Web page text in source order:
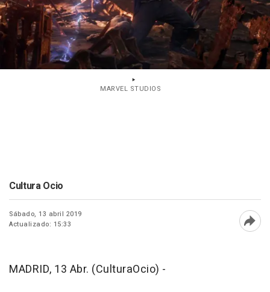
MARVEL STUDIOS
Cultura Ocio
Sábado, 13 abril 2019
Actualizado: 15:33
MADRID, 13 Abr. (CulturaOcio) -